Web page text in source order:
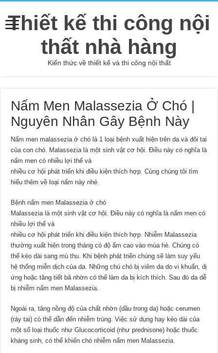
Thiết kế thi công nội
thất nhà hàng
Kiến thức về thiết kế và thi công nội thất
Nấm Men Malassezia Ở Chó |
Nguyên Nhân Gây Bệnh Này
Nấm men malassezia ở chó là 1 loại bệnh xuất hiện trên da và đôi tai
của con chó. Malassezia là một sinh vật cơ hội. Điều này có nghĩa là
nấm men có nhiều lợi thế và
nhiều cơ hội phát triển khi điều kiện thích hợp. Cùng chúng tôi tìm
hiểu thêm về loại nấm này nhé.
Bệnh nấm men Malassezia ở chó
Malassezia là một sinh vật cơ hội. Điều này có nghĩa là nấm men có
nhiều lợi thế và
nhiều cơ hội phát triển khi điều kiện thích hợp. Nhiễm Malassezia
thường xuất hiện trong tháng có độ ẩm cao vào mùa hè. Chúng có
thể kéo dài sang mù thu. Khi bệnh phát triển chúng sẽ làm suy yếu
hệ thống miễn dịch của da. Những chú chó bị viêm da do vi khuẩn, dị
ứng hoặc tăng tiết bã nhờn có thể làm da bị kích thích. Sau đó da dễ
bị nhiễm nấm men Malassezia.
Ngoài ra, tăng nồng độ của chất nhờn (dầu trong da) hoặc cerumen
(ráy tai) có thể dẫn đến nhiễm trùng. Việc sử dụng hay kéo dài của
một số loại thuốc như Glucocorticoid (như prednisone) hoặc thuốc
kháng sinh, có thể khiến chó nhiễm nấm men Malassezia.